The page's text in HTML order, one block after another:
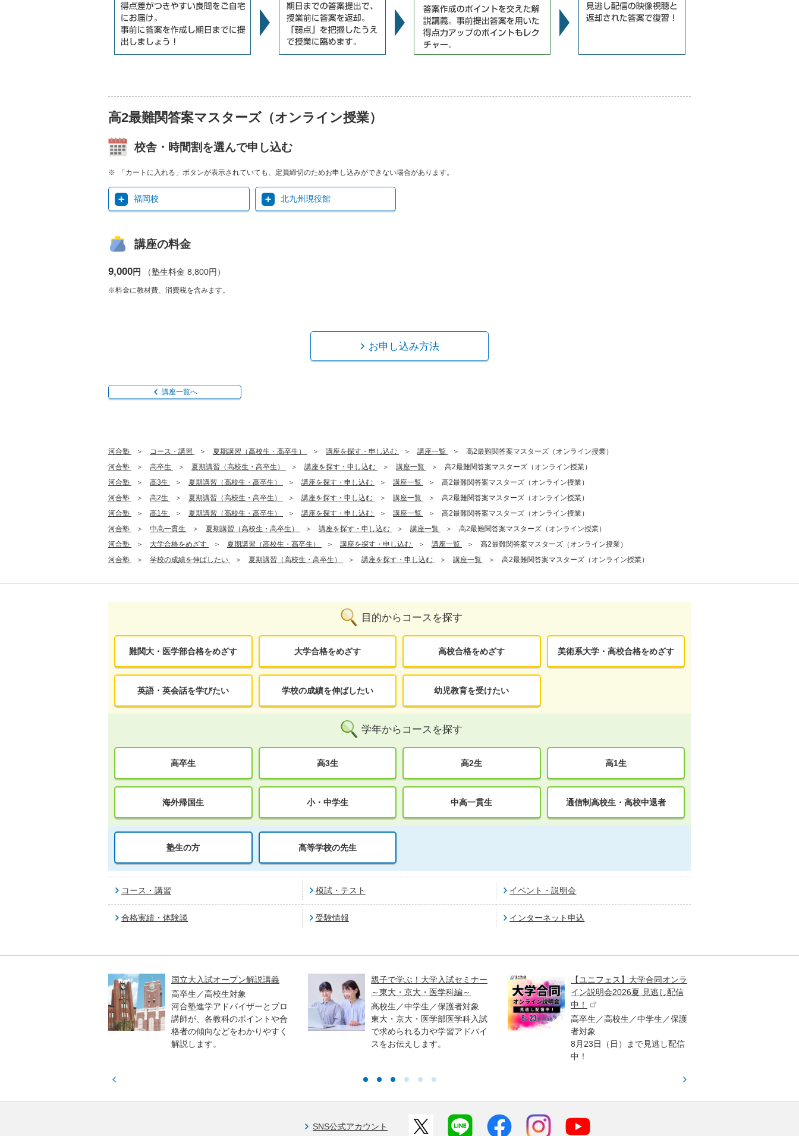
高2最難関答案マスターズ（オンライン授業）
校舎・時間割を選んで申し込む
「カートに入れる」ボタンが表示されていても、定員締切のためお申し込みができない場合があります。
福岡校 北九州現役館
講座の料金
9,000円 （塾生料金 8,800円）
※料金に教材費、消費税を含みます。
お申し込み方法
講座一覧へ
河合塾 コース・講習 夏期講習（高校生・高卒生） 講座を探す・申し込む 講座一覧
高2最難関答案マスターズ（オンライン授業）
河合塾
高卒生 夏期講習（高校生・高卒生） 講座を探す・申し込む 講座一覧
高2最難関答案マスターズ（オンライン授業）
河合塾
高3生 夏期講習（高校生・高卒生） 講座を探す・申し込む 講座一覧
高2最難関答案マスターズ（オンライン授業）
河合塾
高2生 夏期講習（高校生・高卒生） 講座を探す・申し込む 講座一覧
高2最難関答案マスターズ（オンライン授業）
河合塾
高1生 夏期講習（高校生・高卒生） 講座を探す・申し込む 講座一覧
高2最難関答案マスターズ（オンライン授業）
河合塾
中高一貫生 夏期講習（高校生・高卒生） 講座を探す・申し込む 講座一覧
高2最難関答案マスターズ（オンライン授業）
河合塾
大学合格をめざす 夏期講習（高校生・高卒生） 講座を探す・申し込む 講座一覧
高2最難関答案マスターズ（オンライン授業）
河合塾
学校の成績を伸ばしたい 夏期講習（高校生・高卒生） 講座を探す・申し込む 講座一覧 高2最難関答案マスターズ（オンライン授業）
目的からコースを探す
難関大・医学部合格をめざす 大学合格をめざす 高校合格をめざす 美術系大学・高校合格をめざす
英語・英会話を学びたい 学校の成績を伸ばしたい 幼児教育を受けたい
学年からコースを探す
高卒生 高3生 高2生 高1生
海外帰国生 小・中学生 中高一貫生 通信制高校生・高校中退者
塾生の方 高等学校の先生
コース・講習 模試・テスト イベント・説明会
合格実績・体験談 受験情報 インターネット申込
国立大入試オープン解説講義
高卒生／高校生対象
河合塾進学アドバイザーとプロ
講師が、各教科のポイントや合
格者の傾向などをわかりやすく
解説します。
親子で学ぶ！大学入試セミナー
～東大・京大・医学科編～
高校生／中学生／保護者対象
東大・京大・医学部医学科入試
で求められる力や学習アドバイ
スをお伝えします。
【ユニフェス】大学合同オンラ
イン説明会2026夏 見逃し配信
中！
高卒生／高校生／中学生／保護
者対象
8月23日（日）まで見逃し配信
中！
SNS公式アカウント